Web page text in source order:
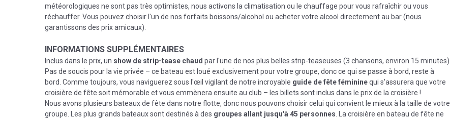
météorologiques ne sont pas très optimistes, nous activons la climatisation ou le chauffage pour vous rafraîchir ou vous
réchauffer. Vous pouvez choisir l'un de nos forfaits boissons/alcohol ou acheter votre alcool directement au bar (nous
garantissons des prix amicaux).
INFORMATIONS SUPPLÉMENTAIRES
Inclus dans le prix, un show de strip-tease chaud par l'une de nos plus belles strip-teaseuses (3 chansons, environ 15 minutes).
Pas de soucis pour la vie privée – ce bateau est loué exclusivement pour votre groupe, donc ce qui se passe à bord, reste à
bord. Comme toujours, vous naviguerez sous l'œil vigilant de notre incroyable guide de fête fémininequi s'assurera que votre
croisière de fête soit mémorable et vous emmènera ensuite au club – les billets sont inclus dans le prix de la croisière !
Nous avons plusieurs bateaux de fête dans notre flotte, donc nous pouvons choisir celui qui convient le mieux à la taille de votre
groupe. Les plus grands bateaux sont destinés à des groupes allant jusqu'à 45 personnes . La croisière en bateau de fête ne